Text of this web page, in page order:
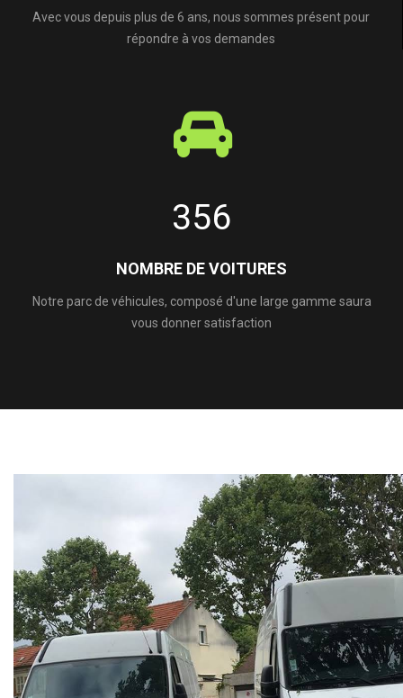
Avec vous depuis plus de 6 ans, nous sommes présent pour
répondre à vos demandes
356
NOMBRE DE VOITURES
Notre parc de véhicules, composé d'une large gamme saura
vous donner satisfaction